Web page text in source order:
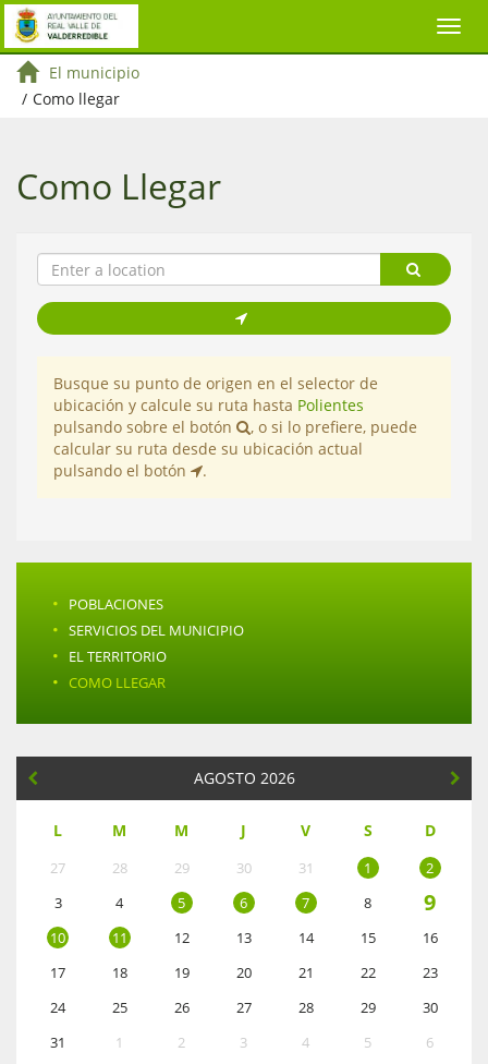
El municipio
/ Como llegar
Como Llegar
Busque su punto de origen en el selector de
ubicación y calcule su ruta hasta Polientes
pulsando sobre el botón
, o si lo prefiere, puede
calcular su ruta desde su ubicación actual
pulsando el botón
.
· POBLACIONES
· SERVICIOS DEL MUNICIPIO
· EL TERRITORIO
· COMO LLEGAR
AGOSTO 2026
L M M J V S D
27 28 29 30 31 1
2
3
4 5 6 7 8 9
10 11 12 13 14 15
16
17
18 19 20 21 22
23
24
25 26 27 28 29
30
31
1 2 3 4 5 6